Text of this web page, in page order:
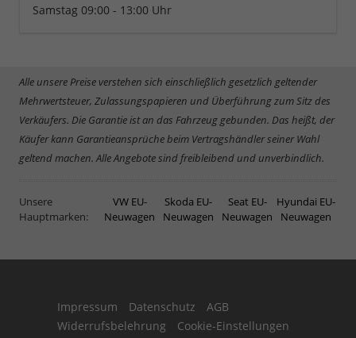
Samstag 09:00 - 13:00 Uhr
Alle unsere Preise verstehen sich einschließlich gesetzlich geltender
Mehrwertsteuer, Zulassungspapieren und Überführung zum Sitz des
Verkäufers. Die Garantie ist an das Fahrzeug gebunden. Das heißt, der
Käufer kann Garantieansprüche beim Vertragshändler seiner Wahl
geltend machen. Alle Angebote sind freibleibend und unverbindlich.
Unsere
Hauptmarken:
VW EU-
Neuwagen
Skoda EU-
Neuwagen
Seat EU-
Neuwagen
Hyundai EU-
Neuwagen
Impressum Datenschutz
AGB
Widerrufsbelehrung
Cookie-Einstellungen